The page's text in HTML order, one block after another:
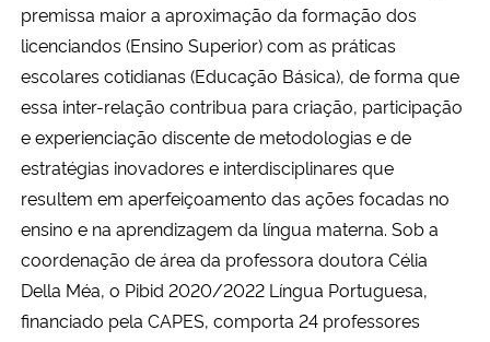
premissa maior a aproximação da formação dos
licenciandos (Ensino Superior) com as práticas
escolares cotidianas (Educação Básica), de forma que
essa inter-relação contribua para criação, participação
e experienciação discente de metodologias e de
estratégias inovadores e interdisciplinares que
resultem em aperfeiçoamento das ações focadas no
ensino e na aprendizagem da língua materna. Sob a
coordenação de área da professora doutora Célia
Della Méa, o Pibid 2020/2022 Língua Portuguesa,
financiado pela CAPES, comporta 24 professores